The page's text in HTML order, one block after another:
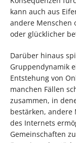
kann auch aus
andere Menschen
oder glücklicher
Darüber hinaus
Gruppendynamik
Entstehung von
manchen Fällen
zusammen, in
bestärken, andere
des Internets
Gemeinschaften